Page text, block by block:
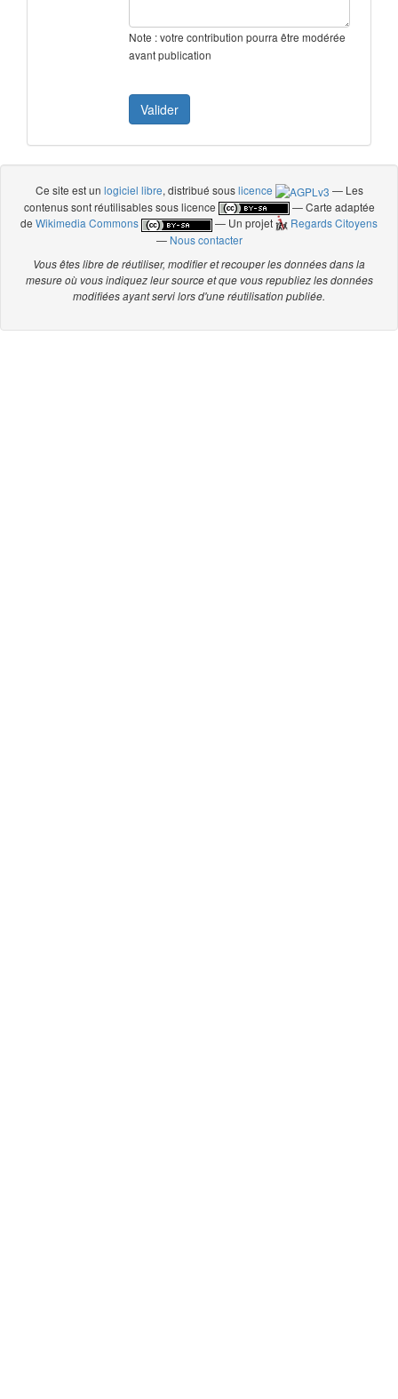
Note : votre contribution pourra être modérée
avant publication
Ce site est un logiciel libre, distribué souslicence
— Les
contenus sont réutilisables sous licence
— Carte adaptée
deWikimedia Commons — Un projet
Regards Citoyens
— Nous contacter
Vous êtes libre de réutiliser, modifier et recouper les données dans la
mesure où vous indiquez leur source et que vous republiez les données
modifiées ayant servi lors d'une réutilisation publiée.